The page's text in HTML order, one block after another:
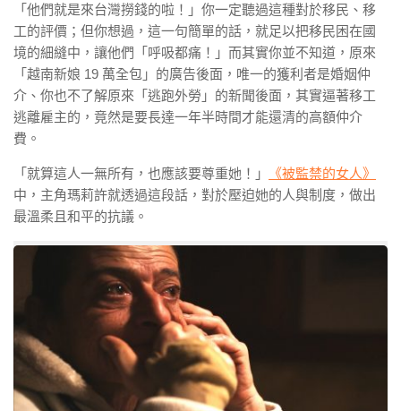
「他們就是來台灣撈錢的啦！」你一定聽過這種對於移民、移
工的評價；但你想過，這一句簡單的話，就足以把移民困在國
境的細縫中，讓他們「呼吸都痛！」而其實你並不知道，原來
「越南新娘 19 萬全包」的廣告後面，唯一的獲利者是婚姻仲
介、你也不了解原來「逃跑外勞」的新聞後面，其實逼著移工
逃離雇主的，竟然是要長達一年半時間才能還清的高額仲介
費。
「就算這人一無所有，也應該要尊重她！」
《被監禁的女人》
中，主角瑪莉許就透過這段話，對於壓迫她的人與制度，做出
最溫柔且和平的抗議。